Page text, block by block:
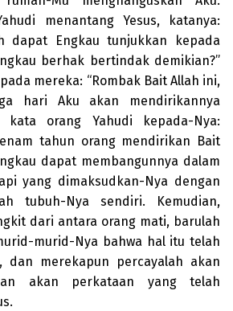
menantang Yesus, katanya:
dapat Engkau tunjukkan kepada
berhak bertindak demikian?”
mereka: “Rombak Bait Allah ini,
hari Aku akan mendirikannya
kata orang Yahudi kepada-Nya:
tahun orang mendirikan Bait
dapat membangunnya dalam
yang dimaksudkan-Nya dengan
tubuh-Nya sendiri. Kemudian,
dari antara orang mati, barulah
murid-Nya bahwa hal itu telah
dan merekapun percayalah akan
akan perkataan yang telah